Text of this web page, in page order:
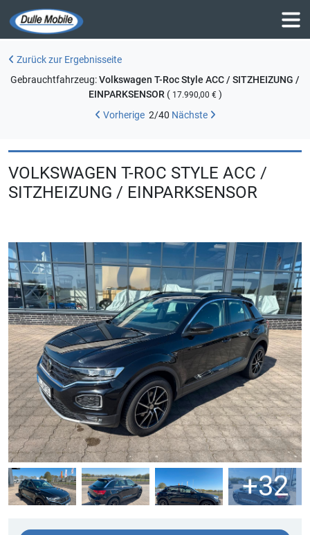
Zurück zur Ergebnisseite
Gebrauchtfahrzeug:Volkswagen T-Roc Style ACC / SITZHEIZUNG /
EINPARKSENSOR ( 17.990,00 € )
Vorherige 2/40 Nächste
VOLKSWAGEN T-ROC STYLE ACC /
SITZHEIZUNG / EINPARKSENSOR
+32